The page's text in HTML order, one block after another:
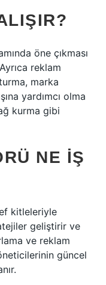
öne çıkması
reklam
marka
yardımcı olma
kurma gibi
NE IŞ
kitleleriyle
geliştirir ve
ve reklam
güncel